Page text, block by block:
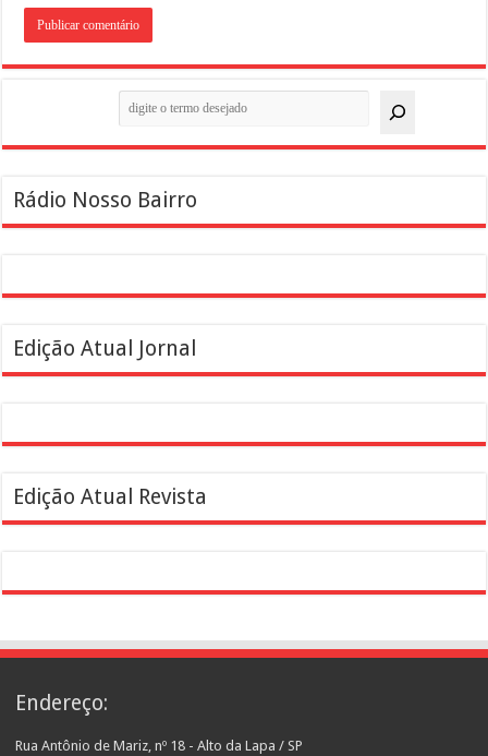
Rádio Nosso Bairro
Edição Atual Jornal
Edição Atual Revista
Endereço:
Rua Antônio de Mariz, nº 18 - Alto da Lapa / SP